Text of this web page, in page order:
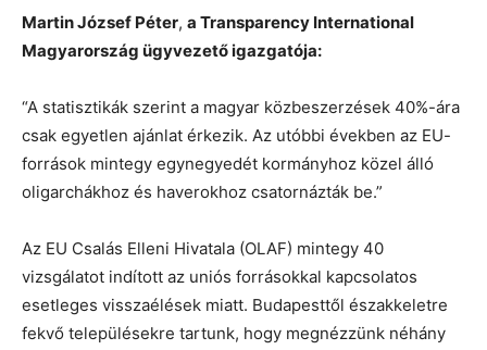
Martin József Péter, a Transparency International
Magyarország ügyvezető igazgatója:
“A statisztikák szerint a magyar közbeszerzések 40%-ára
csak egyetlen ajánlat érkezik. Az utóbbi években az EU-
források mintegy egynegyedét kormányhoz közel álló
oligarchákhoz és haverokhoz csatornázták be.”
Az EU Csalás Elleni Hivatala (OLAF) mintegy 40
vizsgálatot indított az uniós forrásokkal kapcsolatos
esetleges visszaélések miatt. Budapesttől északkeletre
fekvő településekre tartunk, hogy megnézzünk néhány